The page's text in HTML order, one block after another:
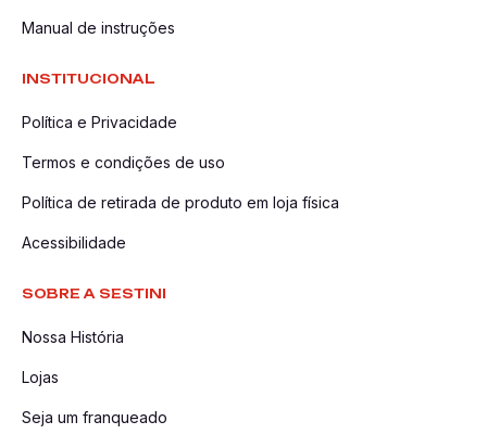
Manual de instruções
INSTITUCIONAL
Política e Privacidade
Termos e condições de uso
Política de retirada de produto em loja física
Acessibilidade
SOBRE A SESTINI
Nossa História
Lojas
Seja um franqueado